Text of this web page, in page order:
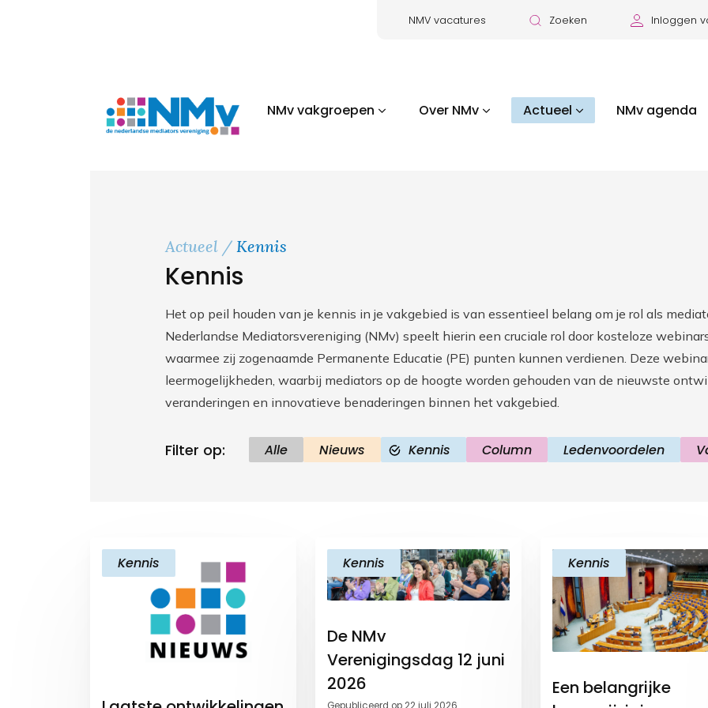
NMV vacatures Zoeken Inloggen
NMv vakgroepen Over NMv Actueel NMv agenda
Actueel Kennis
Kennis
Het op peil houden van je kennis in je vakgebied is van essentieel belang om je rol als
Nederlandse Mediatorsvereniging (NMv) speelt hierin een cruciale rol door kosteloze
waarmee zij zogenaamde Permanente Educatie (PE) punten kunnen verdienen. Deze
leermogelijkheden, waarbij mediators op de hoogte worden gehouden van de nieuwste
veranderingen en innovatieve benaderingen binnen het vakgebied.
Filter op: Alle Nieuws Kennis Column Ledenvoordelen
Kennis Kennis
De NMv
Verenigingsdag 12 juni
2026
Kennis
Een belangrijke